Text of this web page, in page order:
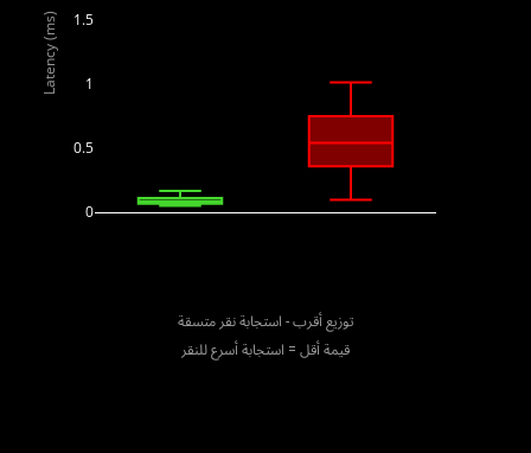
0
0.5
1
1.5
Latency (ms)
توزيع أقرب - استجابة نقر متسقة
قيمة أقل = استجابة أسرع للنقر